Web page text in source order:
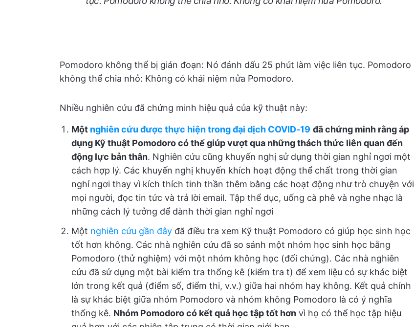
Pomodoro không thể bị gián đoạn: Nó đánh dấu 25 phút làm việc liên tục. Pomodoro
không thể chia nhỏ: Không có khái niệm nửa Pomodoro.
Nhiều nghiên cứu đã chứng minh hiệu quả của kỹ thuật này:
Một nghiên cứu được thực hiện trong đại dịch COVID-19 đã chứng minh rằng áp
dụng Kỹ thuật Pomodoro có thể giúp vượt qua những thách thức liên quan đến
động lực bản thân. Nghiên cứu cũng khuyến nghị sử dụng thời gian nghỉ ngơi một
cách hợp lý. Các khuyến nghị khuyến khích hoạt động thể chất trong thời gian
nghỉ ngơi thay vì kích thích tinh thần thêm bằng các hoạt động như trò chuyện với
mọi người, đọc tin tức và trả lời email. Tập thể dục, uống cà phê và nghe nhạc là
những cách lý tưởng để dành thời gian nghỉ ngơi
Một nghiên cứu gần đây đã điều tra xem Kỹ thuật Pomodoro có giúp học sinh học
tốt hơn không. Các nhà nghiên cứu đã so sánh một nhóm học sinh học bằng
Pomodoro (thử nghiệm) với một nhóm không học (đối chứng). Các nhà nghiên
cứu đã sử dụng một bài kiểm tra thống kê (kiểm tra t) để xem liệu có sự khác biệt
lớn trong kết quả (điểm số, điểm thi, v.v.) giữa hai nhóm hay không. Kết quả chính
là sự khác biệt giữa nhóm Pomodoro và nhóm không Pomodoro là có ý nghĩa
thống kê. Nhóm Pomodoro có kết quả học tập tốt hơn vì họ có thể học tập hiệu